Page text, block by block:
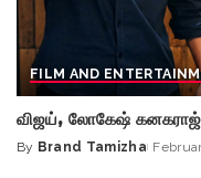
FILM AND
விஜய், லோகேஷ்
Posted
By Brand Tamizha